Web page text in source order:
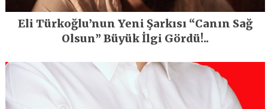
Eli Türkoğlu’nun Yeni Şarkısı “Canın Sağ
Olsun” Büyük İlgi Gördü!..